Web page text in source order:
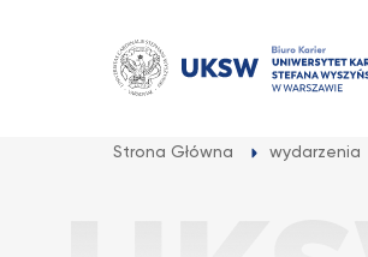
Strona Główna wydarzenia